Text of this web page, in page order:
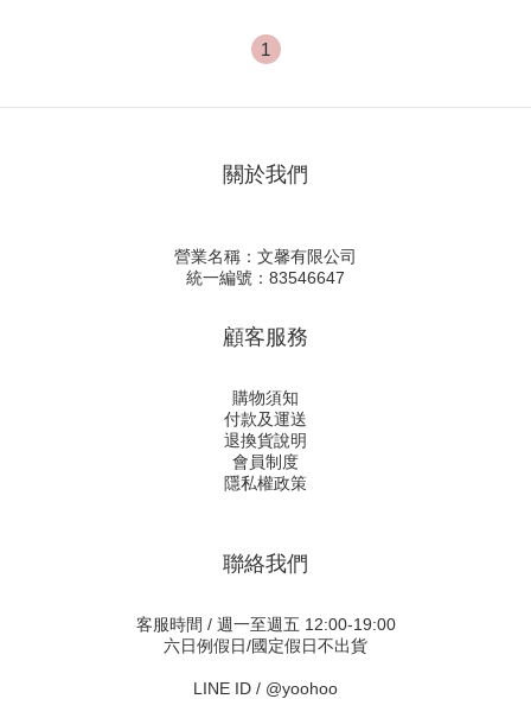
1
關於我們
營業名稱：文馨有限公司
統一編號：83546647
顧客服務
購物須知
付款及運送
退換貨說明
會員制度
隱私權政策
聯絡我們
客服時間 / 週一至週五 12:00-19:00
六日例假日/國定假日不出貨
LINE ID / @yoohoo